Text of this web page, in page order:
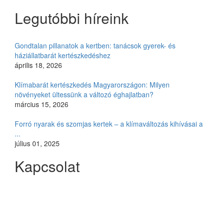
Legutóbbi híreink
Gondtalan pillanatok a kertben: tanácsok gyerek- és
háziállatbarát kertészkedéshez
április 18, 2026
Klímabarát kertészkedés Magyarországon: Milyen
növényeket ültessünk a változó éghajlatban?
március 15, 2026
Forró nyarak és szomjas kertek – a klímaváltozás kihívásai a
...
július 01, 2025
Kapcsolat